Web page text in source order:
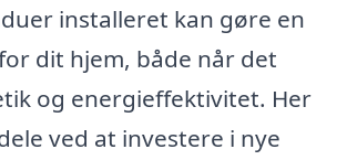
installeret kan gøre en
dit hjem, både når det
og energieffektivitet. Her
ved at investere i nye